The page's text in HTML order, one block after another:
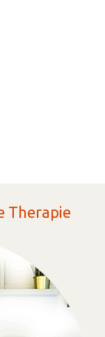
Therapie